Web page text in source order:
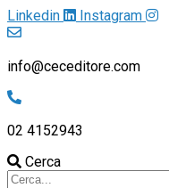
Linkedin Instagram
info@ceceditore.com
02 4152943
Cerca